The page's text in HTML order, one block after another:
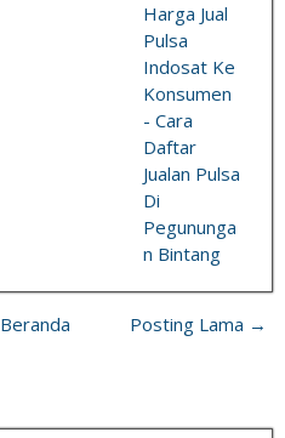
Harga Jual
Pulsa
Indosat Ke
Konsumen
- Cara
Daftar
Jualan Pulsa
Di
Pegununga
n Bintang
Posting Lama →
Beranda